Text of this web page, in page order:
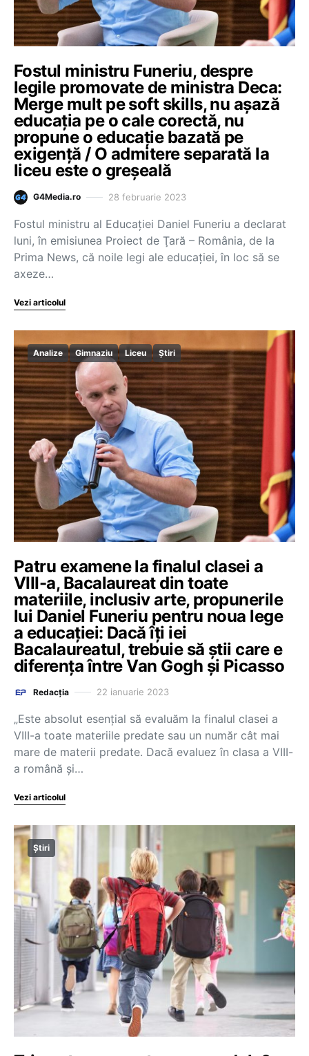
Fostul ministru Funeriu, despre
legile promovate de ministra Deca:
Merge mult pe soft skills, nu așază
educația pe o cale corectă, nu
propune o educație bazată pe
exigență / O admitere separată la
liceu este o greșeală
G4Media.ro 28 februarie 2023
Fostul ministru al Educaţiei Daniel Funeriu a declarat
luni, în emisiunea Proiect de Ţară – România, de la
Prima News, că noile legi ale educaţiei, în loc să se
axeze…
Vezi articolul
Analize Gimnaziu Liceu Știri
Patru examene la finalul clasei a
VIII-a, Bacalaureat din toate
materiile, inclusiv arte, propunerile
lui Daniel Funeriu pentru noua lege
a educației: Dacă îți iei
Bacalaureatul, trebuie să știi care e
diferența între Van Gogh și Picasso
Redacția 22 ianuarie 2023
„Este absolut esențial să evaluăm la finalul clasei a
VIII-a toate materiile predate sau un număr cât mai
mare de materii predate. Dacă evaluez în clasa a VIII-
a română și…
Vezi articolul
Știri